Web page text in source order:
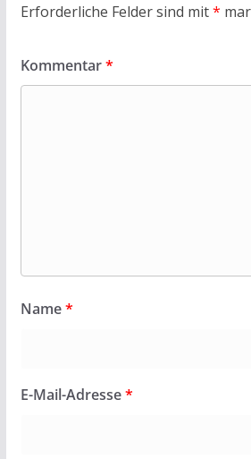
Erforderliche Felder sind mit*
Kommentar*
Name*
E-Mail-Adresse*